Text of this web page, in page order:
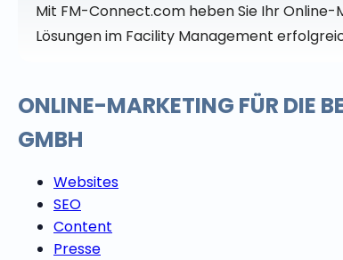
Mit FM-Connect.com heben Sie Ihr
Lösungen im Facility Management
ONLINE-MARKETING FÜR DIE
GMBH
Websites
SEO
Content
Presse